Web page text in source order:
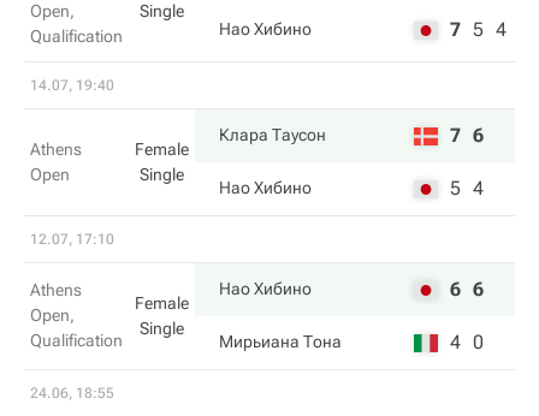
Open,
Qualification
Single
Нао Хибино 7 5 4
14.07, 19:40
Athens
Open
Female
Single
Клара Таусон 7 6
Нао Хибино 5 4
12.07, 17:10
Athens
Open,
Qualification
Female
Single
Нао Хибино 6 6
Мирьиана Тона 4 0
24.06, 18:55